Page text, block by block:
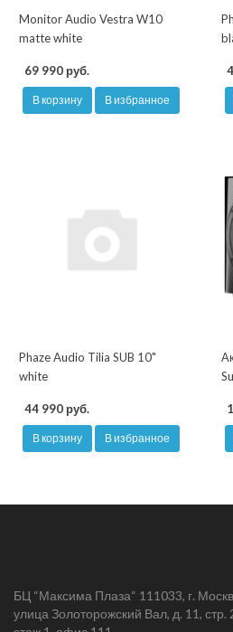
Monitor Audio Vestra W10
matte white
69 990 руб.
В корзину В избранное
Phaze Audio Tilia SUB 10"
white
44 990 руб.
В корзину В избранное
БЦ “Максима Плаза“ 111033, г.
улица Золоторожский Вал, д. 11, стр.